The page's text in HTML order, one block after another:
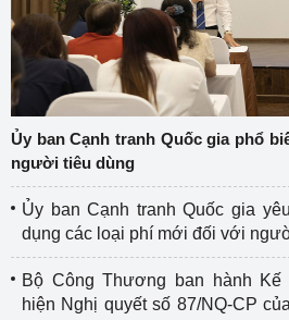
Ủy ban Cạnh tranh Quốc gia phổ
người tiêu dùng
Ủy ban Cạnh tranh Quốc gia
dụng các loại phí mới đối với
Bộ Công Thương ban hành
hiện Nghị quyết số 87/NQ-CP